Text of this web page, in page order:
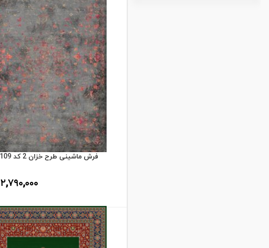
فرش ماشینی طرح خزان 2 کد 601109
۲,۷۹۰,۰۰۰